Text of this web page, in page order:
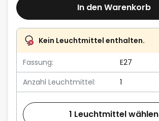
In den Warenkorb
Kein Leuchtmittel enthalten.
Fassung:
E27
Anzahl Leuchtmittel:
1
1 Leuchtmittel wählen